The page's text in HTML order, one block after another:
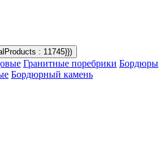
: 11745}})
Гранитные поребрики Бордюры
Бордюрный камень